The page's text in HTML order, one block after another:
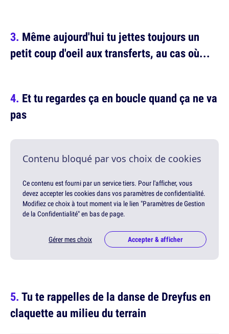
Même aujourd'hui tu jettes toujours un
petit coup d'oeil aux transferts, au cas où...
Et tu regardes ça en boucle quand ça ne va
pas
Contenu bloqué par vos choix de cookies
Ce contenu est fourni par un service tiers. Pour l'afficher, vous
devez accepter les cookies dans vos paramètres de confidentialité.
Modifiez ce choix à tout moment via le lien "Paramètres de Gestion
de la Confidentialité" en bas de page.
Gérer mes choix Accepter & afficher
Tu te rappelles de la danse de Dreyfus en
claquette au milieu du terrain